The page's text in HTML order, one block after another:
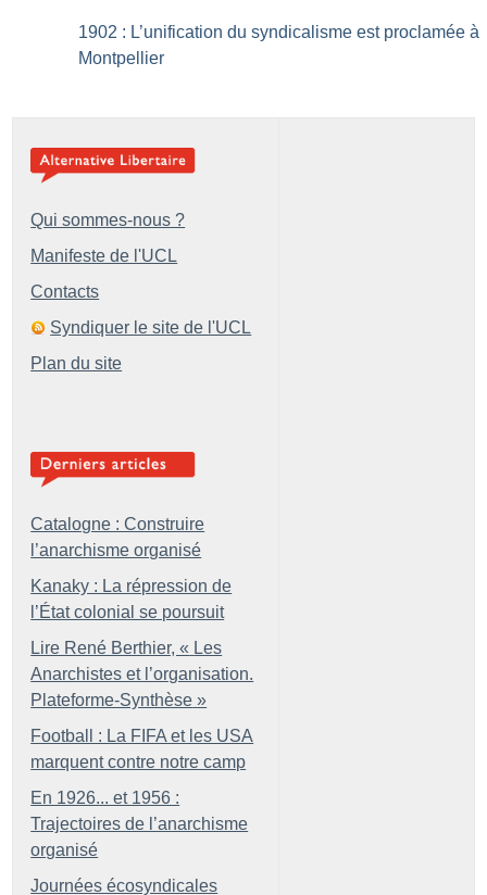
1902 : L’unification du syndicalisme est proclamée à
Montpellier
Qui sommes-nous ?
Manifeste de l'UCL
Contacts
Syndiquer le site de l'UCL
Plan du site
Catalogne : Construire
l’anarchisme organisé
Kanaky : La répression de
l’État colonial se poursuit
Lire René Berthier, « Les
Anarchistes et l’organisation.
Plateforme-Synthèse »
Football : La FIFA et les USA
marquent contre notre camp
En 1926... et 1956 :
Trajectoires de l’anarchisme
organisé
Journées écosyndicales